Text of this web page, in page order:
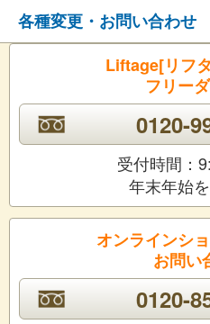
各種変更・お問い合わせ
Liftage[リフ
フリー
0120-
受付時間：
年末年始
オンラインシ
お問い
0120-